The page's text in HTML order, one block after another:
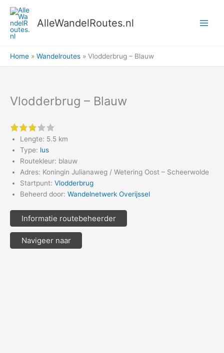
naar
inhoud
AlleWandelRoutes.nl
Home Wandelroutes Vlodderbrug – Blauw
Vlodderbrug – Blauw
Lengte: 5.5 km
Type: lus
Routekleur: blauw
Adres: Koningin Julianaweg / Wetering Oost – Scheerwolde
Startpunt: Vlodderbrug
Beheerd door: Wandelnetwerk Overijssel
Informatie routebeheerder
Navigeer naar